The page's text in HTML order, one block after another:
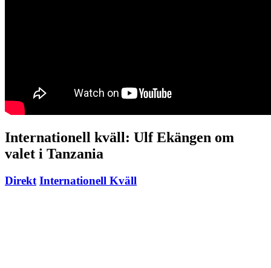
Internationell kväll: Ulf Ekängen om
valet i Tanzania
Direkt Internationell Kväll